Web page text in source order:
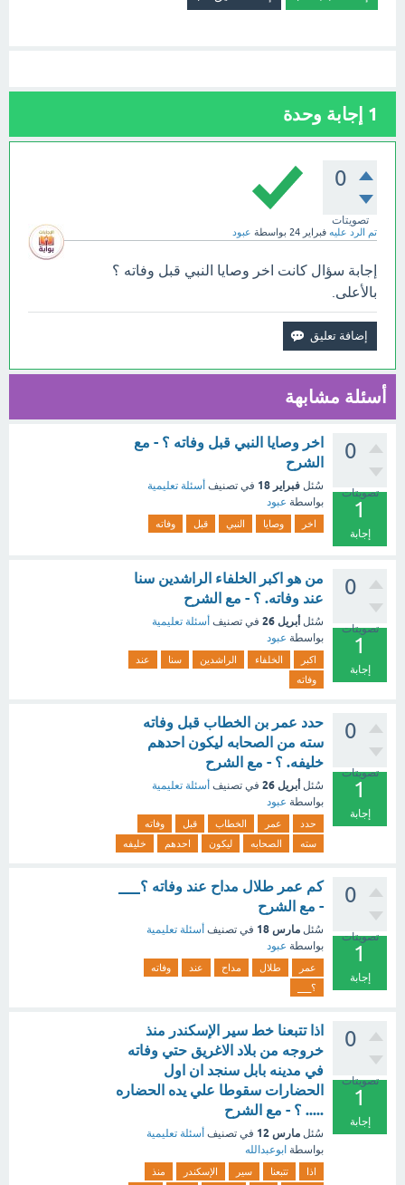
1 إجابة وحدة
0
تصويتات
تم الرد عليه فبراير 24 بواسطة عبود
إجابة سؤال كانت اخر وصايا النبي قبل وفاته ؟
بالأعلى.
أسئلة مشابهة
0
تصويتات
1
إجابة
اخر وصايا النبي قبل وفاته ؟ - مع
الشرح
سُئل فبراير 18 في تصنيف أسئلة تعليمية
بواسطة عبود
اخر وصايا النبي قبل وفاته
0
تصويتات
1
إجابة
من هو اكبر الخلفاء الراشدين سنا
عند وفاته. ؟ - مع الشرح
سُئل أبريل 26 في تصنيف أسئلة تعليمية
بواسطة عبود
اكبر الخلفاء الراشدين سنا
عند
وفاته
0
تصويتات
1
إجابة
حدد عمر بن الخطاب قبل وفاته
سته من الصحابه ليكون احدهم
خليفه. ؟ - مع الشرح
سُئل أبريل 26 في تصنيف أسئلة تعليمية
بواسطة عبود
حدد عمر الخطاب قبل
وفاته
سته
الصحابه ليكون احدهم خليفه
0
تصويتات
1
إجابة
كم عمر طلال مداح عند وفاته ؟___
- مع الشرح
سُئل مارس 18 في تصنيف أسئلة تعليمية
بواسطة عبود
عمر طلال مداح عند
وفاته
؟___
0
تصويتات
1
إجابة
اذا تتبعنا خط سير الإسكندر منذ
خروجه من بلاد الاغريق حتي وفاته
في مدينه بابل سنجد ان اول
الحضارات سقوطا علي يده الحضاره
..... ؟ - مع الشرح
سُئل مارس 12 في تصنيف أسئلة تعليمية
بواسطة ابوعبدالله
اذا تتبعنا سير الإسكندر
منذ